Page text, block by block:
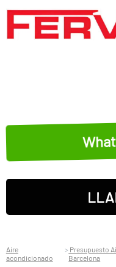
Aire
acondicionado
Presupuesto
Barcelona